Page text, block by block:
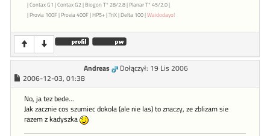
| Contax G1 | Contax G2 | Biogon T* 28/2.8 | Planar T* 45/2.0 |
| Provia 100F | Provia 400F | HP5+ | TriX | Delta 100 |Waidodayo!
Andreas
Dołączył: 19 Lis 2006
2006-12-03, 01:38
No, ja tez bede...
Jak zacznie cos szumiec dokola (ale nie las) to znaczy, ze zblizam sie
razem z kadyszka